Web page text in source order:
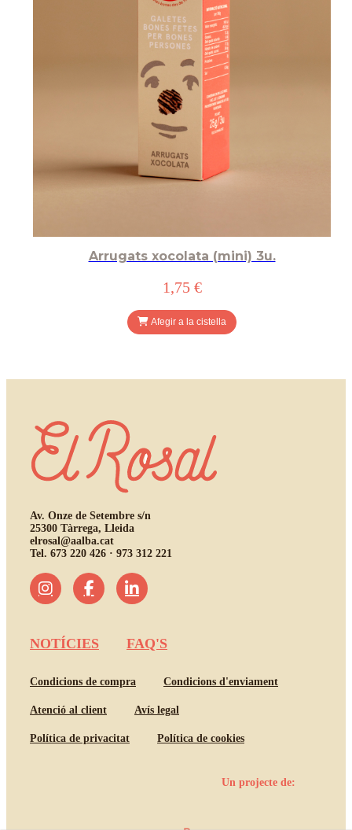
Arrugats xocolata (mini) 3u.
1,75 €
Afegir a la cistella
Av. Onze de Setembre s/n
25300 Tàrrega, Lleida
elrosal@aalba.cat
Tel. 673 220 426 · 973 312 221
NOTÍCIES FAQ'S
Condicions de compra Condicions d'enviament
Atenció al client Avís legal
Política de privacitat Política de cookies
Un projecte de: